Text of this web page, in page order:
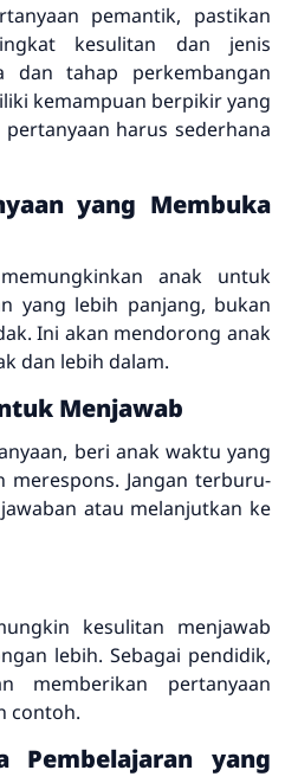
pemantik, pastikan
kesulitan dan jenis
dan tahap perkembangan
kemampuan berpikir yang
harus sederhana
yang Membuka
anak untuk
yang lebih panjang, bukan
Ini akan mendorong anak
dan lebih dalam.
Menjawab
beri anak waktu yang
Jangan terburu-
atau melanjutkan ke
kesulitan menjawab
lebih. Sebagai pendidik,
memberikan pertanyaan
contoh.
Pembelajaran yang